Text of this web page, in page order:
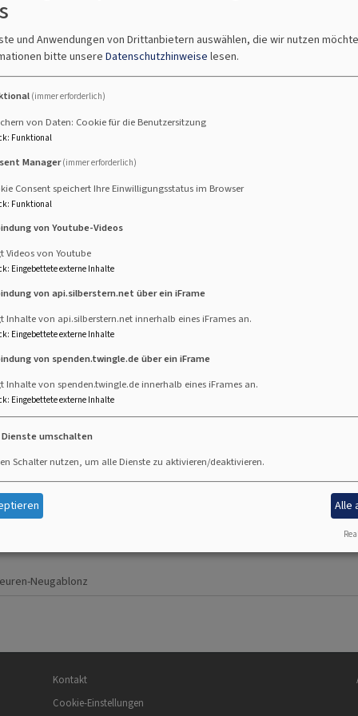
der Teilnehmenden anpassen, schwungvollen und
für eine Stunde in die Welt des Sitztanzes entführen. Wir
2026um 10:15 Uhr im Begegnungszentrum
begrenzt. Anmeldung erforderlich bei Beate Güthner,
wir uns.Auch Neu-Einsteiger willkommen
Neugablonz
Neugablonz
Neugablonz
Neugablonz
Neugablonz
Fußbereichsmenü
Kontakt
Cookie-Einstellungen
und Anwendungen von Drittanbietern auswählen, die wir nutzen
bitte unsere Datenschutzhinweise lesen.
(immer erforderlich)
von Daten: Cookie für die Benutzersitzung
: Funktional
Manager(immer erforderlich)
Consent speichert Ihre Einwilligungsstatus im Browser
: Funktional
von Youtube-Videos
Videos von Youtube
: Eingebettete externe Inhalte
von api.silberstern.net über ein iFrame
Inhalte von api.silberstern.net innerhalb eines iFrames an.
: Eingebettete externe Inhalte
von spenden.twingle.de über ein iFrame
Inhalte von spenden.twingle.de innerhalb eines iFrames an.
: Eingebettete externe Inhalte
umschalten
Schalter nutzen, um alle Dienste zu aktivieren/deaktivieren.
Alle